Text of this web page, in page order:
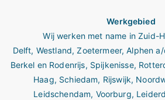
Werkgebied
Wij werken met name inZuid-
Delft, Westland,Zoetermeer,Alphen
Berkel en Rodenrijs, Spijkenisse,
Haag, Schiedam, Rijswijk,
Leidschendam, Voorburg,